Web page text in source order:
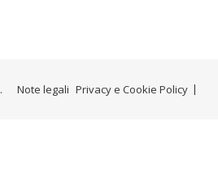
Note legali Privacy e Cookie Policy
.